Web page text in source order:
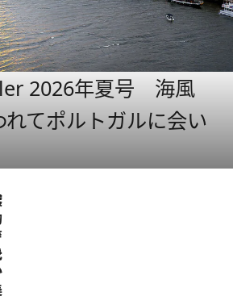
2026年夏号 海風
れてポルトガルに会い